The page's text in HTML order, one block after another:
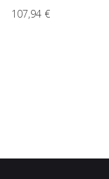
107,94 €